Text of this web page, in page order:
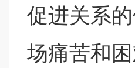
促进关系
场痛苦和